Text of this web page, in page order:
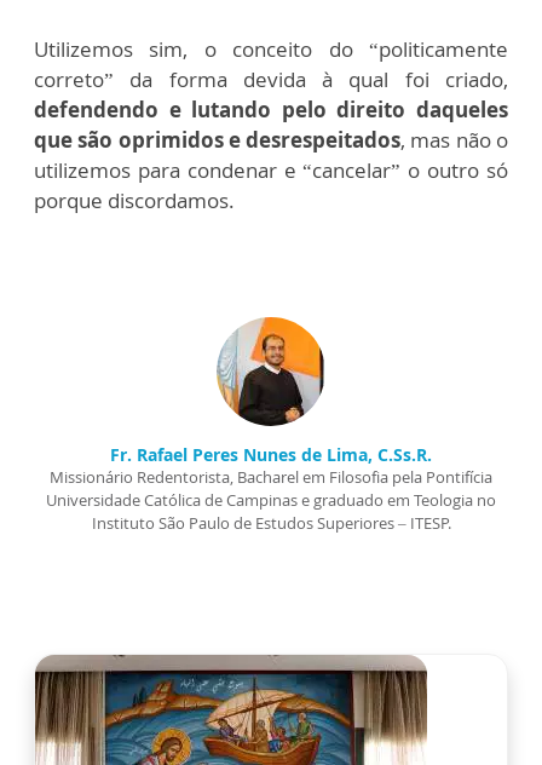
Utilizemos sim, o conceito do “politicamente
correto” da forma devida à qual foi criado,
defendendo e lutando pelo direito daqueles
que são oprimidos e desrespeitados, mas não o
utilizemos para condenar e “cancelar” o outro só
porque discordamos.
Fr. Rafael Peres Nunes de Lima, C.Ss.R.
Missionário Redentorista, Bacharel em Filosofia pela Pontifícia
Universidade Católica de Campinas e graduado em Teologia no
Instituto São Paulo de Estudos Superiores – ITESP.